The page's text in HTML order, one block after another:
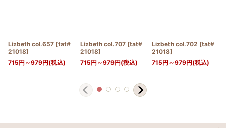
Lizbeth col.657 [tat#
21018]
715円 ～979円(税込)
Lizbeth col.707 [tat#
21018]
715円 ～979円(税込)
Lizbeth col.702 [tat#
21018]
715円 ～979円(税込)